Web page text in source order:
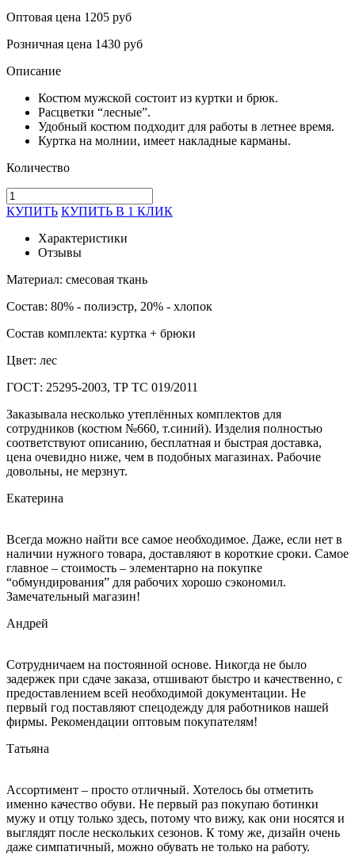
Оптовая цена 1205 руб
Розничная цена 1430 руб
Описание
Костюм мужской состоит из куртки и брюк.
Расцветки “лесные”.
Удобный костюм подходит для работы в летнее время.
Куртка на молнии, имеет накладные карманы.
Количество
КУПИТЬ КУПИТЬ В 1 КЛИК
Характеристики
Отзывы
Материал: смесовая ткань
Состав: 80% - полиэстр, 20% - хлопок
Состав комплекта: куртка + брюки
Цвет: лес
ГОСТ: 25295-2003, ТР ТС 019/2011
Заказывала несколько утеплённых комплектов для
сотрудников (костюм №660, т.синий). Изделия полностью
соответствуют описанию, бесплатная и быстрая доставка,
цена очевидно ниже, чем в подобных магазинах. Рабочие
довольны, не мерзнут.
Екатерина
Всегда можно найти все самое необходимое. Даже, если нет в
наличии нужного товара, доставляют в короткие сроки. Самое
главное – стоимость – элементарно на покупке
“обмундирования” для рабочих хорошо сэкономил.
Замечательный магазин!
Андрей
Сотрудничаем на постоянной основе. Никогда не было
задержек при сдаче заказа, отшивают быстро и качественно, с
предоставлением всей необходимой документации. Не
первый год поставляют спецодежду для работников нашей
фирмы. Рекомендации оптовым покупателям!
Татьяна
Ассортимент – просто отличный. Хотелось бы отметить
именно качество обуви. Не первый раз покупаю ботинки
мужу и отцу только здесь, потому что вижу, как они носятся и
выглядят после нескольких сезонов. К тому же, дизайн очень
даже симпатичный, можно обувать не только на работу.